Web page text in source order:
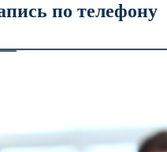
по телефону